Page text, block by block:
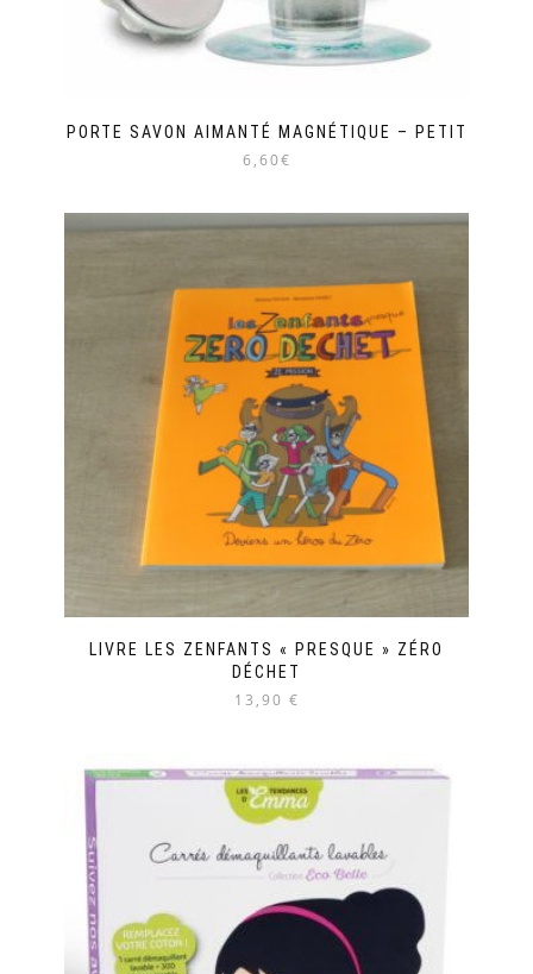
PORTE SAVON AIMANTÉ MAGNÉTIQUE – PETIT
6,60€
LIVRE LES ZENFANTS « PRESQUE » ZÉRO
DÉCHET
13,90 €